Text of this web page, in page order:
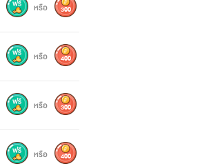
หรือ 300
หรือ 400
หรือ 300
หรือ 400